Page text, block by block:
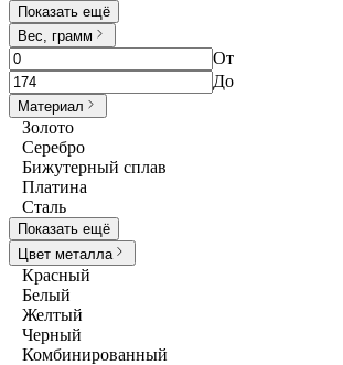
Показать ещё
Вес, грамм
От
До
Материал
Золото
Серебро
Бижутерный сплав
Платина
Сталь
Показать ещё
Цвет металла
Красный
Белый
Желтый
Черный
Комбинированный